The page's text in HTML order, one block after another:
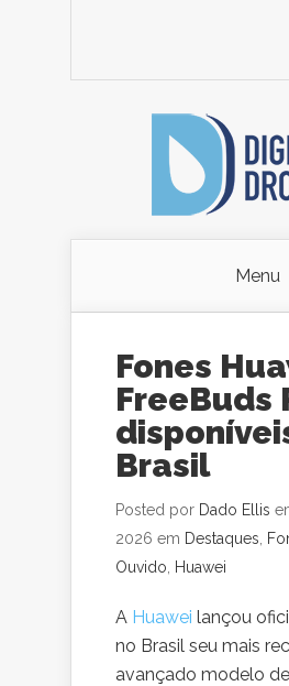
Menu
Fones
FreeBuds
Brasil
Posted por Dado Ellis
2026 em Destaques
Ouvido
Huawei
A Huawei lançou
no Brasil seu mais
avançado modelo de